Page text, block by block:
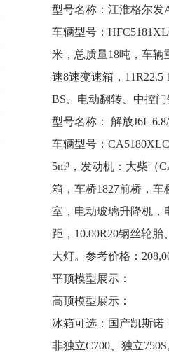
型号名称：江淮格尔发
车辆型号：
米，总质量18吨，车辆
速8速变速箱，
BS、电动翻转、中控门
型号名称： 解放J6L
车辆型号：
5m³，发动机：大柴（
箱，车桥1827前桥，车
室，电动玻璃升降机，
距，10.00R20钢丝轮
大灯。参考价格：
平顶模型展示：
高顶模型展示：
冰箱可选：国产凯斯诺
非独立C700、独立750S